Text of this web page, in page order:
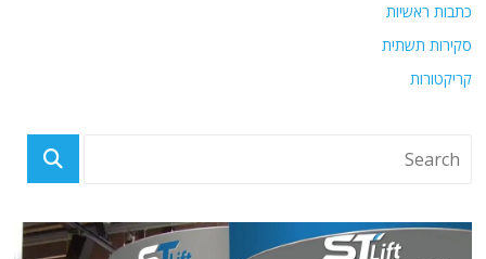
כתבות ראשיות
סקירות תשתית
קריקטורות